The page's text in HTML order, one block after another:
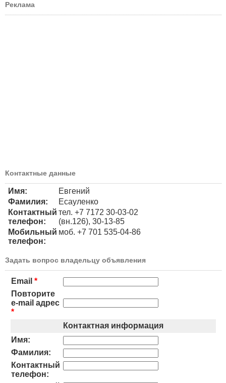
Реклама
Контактные данные
Имя:
Евгений
Фамилия:
Есауленко
Контактный
телефон:
тел. +7 7172 30-03-02
(вн.126), 30-13-85
Мобильный
телефон:
моб. +7 701 535-04-86
Задать вопрос владельцу объявления
Email *
Повторите
e-mail адрес
*
Контактная информация
Имя:
Фамилия:
Контактный
телефон: